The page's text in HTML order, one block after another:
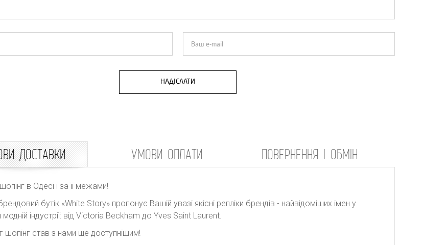
НАДІСЛАТИ
ДОСТАВКИ УМОВИ ОПЛАТИ ПОВЕРНЕННЯ І ОБМІН
в Одесі і за її межами!
бутік «White Story» пропонує Вашій увазі якісні репліки брендів - найвідоміших імен у
модній індустрії: від Victoria Beckham до Yves Saint Laurent.
шопінг став з нами ще доступнішим!